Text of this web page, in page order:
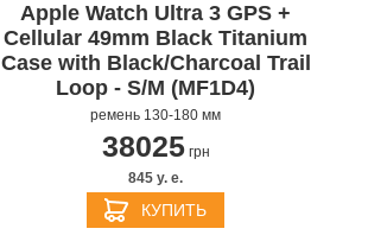
Apple Watch Ultra 3 GPS +
Cellular 49mm Black Titanium
Case with Black/Charcoal Trail
Loop - S/M (MF1D4)
ремень 130-180 мм
38025грн
845 y. e.
КУПИТЬ